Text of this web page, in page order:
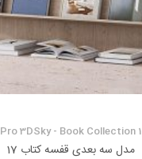
Pro 3DSky - Book Collection 1
مدل سه بعدی قفسه کتاب 17